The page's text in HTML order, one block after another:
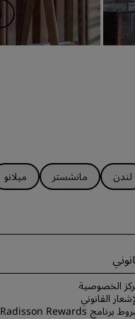
لندن مانشستر ميلانو
الخصوصية
القانوني
شروط برنامج Radisson Rewards